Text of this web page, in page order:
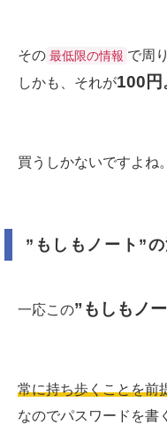
その 最低限の情報 で周
しかも、それが100円
買うしかないですよね。
”もしもノート”
一応この”もしもノ
常に持ち歩くことを前
なのでパスワードを書